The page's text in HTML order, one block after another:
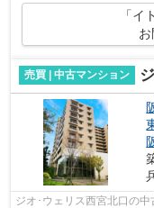
「イ
売買 | 中古マンション
ジオ･ウェリス西宮北口の